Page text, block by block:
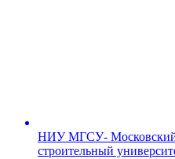
НИУ МГСУ- Московский
строительный